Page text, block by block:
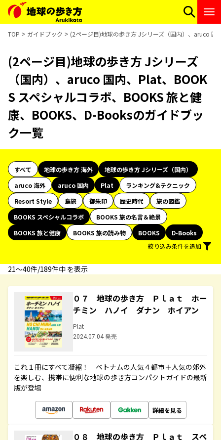
TOP ガイドブック (2ページ目)地球の歩き方 Jシリーズ（国内）、aruco 国
(2ページ目)地球の歩き方 Jシリーズ
（国内）、aruco 国内、Plat、BOOK
S スペシャルコラボ、BOOKS 旅と健
康、BOOKS、D-Booksのガイドブッ
ク一覧
すべて 地球の歩き方 海外
地球の歩き方 Jシリーズ（国内）
aruco 海外
aruco 国内 Plat
ランキング&テクニック
Resort Style
島旅 御朱印 歴史時代
旅の図鑑
BOOKS スペシャルコラボ
BOOKS 旅の名言＆絶景
BOOKS 旅と健康
BOOKS 旅の読み物 BOOKS
D-Books
絞り込み条件を追加
21〜40件/189件中 を表示
０７ 地球の歩き方 Ｐｌａｔ ホー
チミン ハノイ ダナン ホイアン
Plat
2024.07.04 発売
これ１冊にすべて凝縮！ ベトナムの人気４都市＋人気の郊外
を楽しむ、携帯に便利な地球の歩き方コンパクトガイドの最新
版が登場
詳細を見る
０８ 地球の歩き方 Ｐｌａｔ スペ